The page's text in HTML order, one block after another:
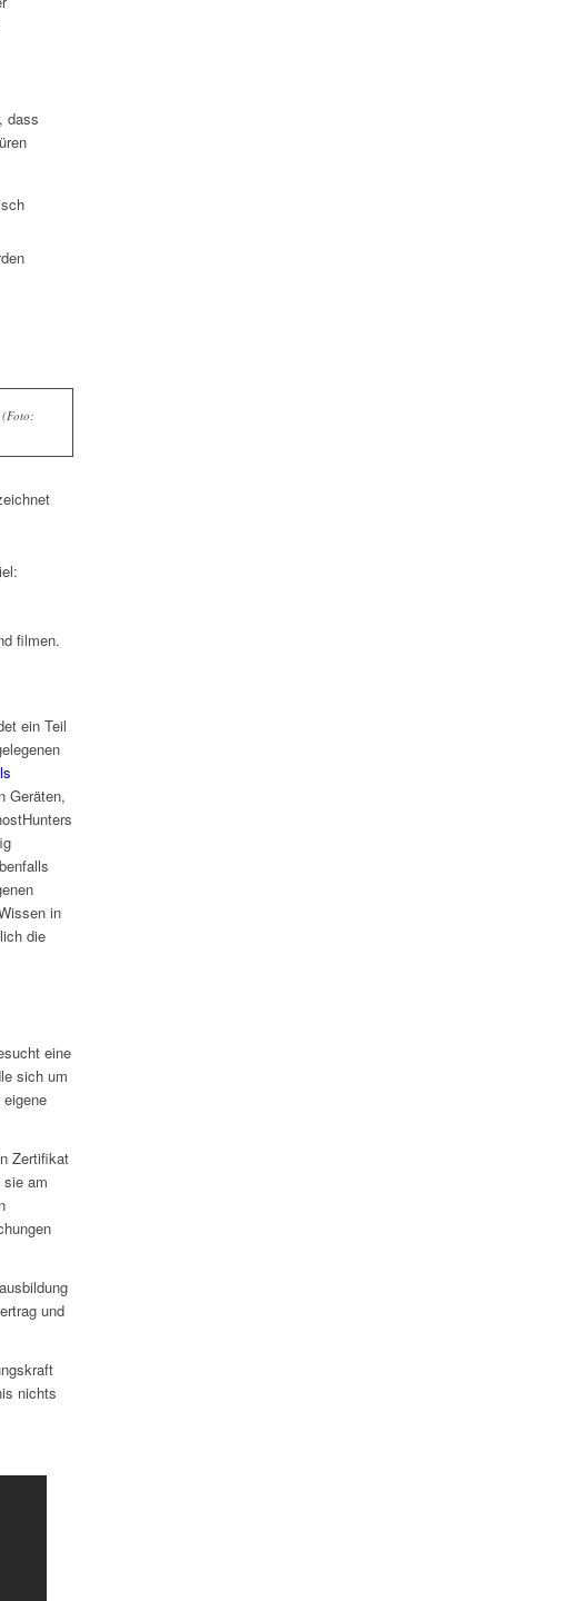
dass
(Foto:
filmen.
ein Teil
Geräten,
in
die
eine
sich um
Zertifikat
am
und
nichts